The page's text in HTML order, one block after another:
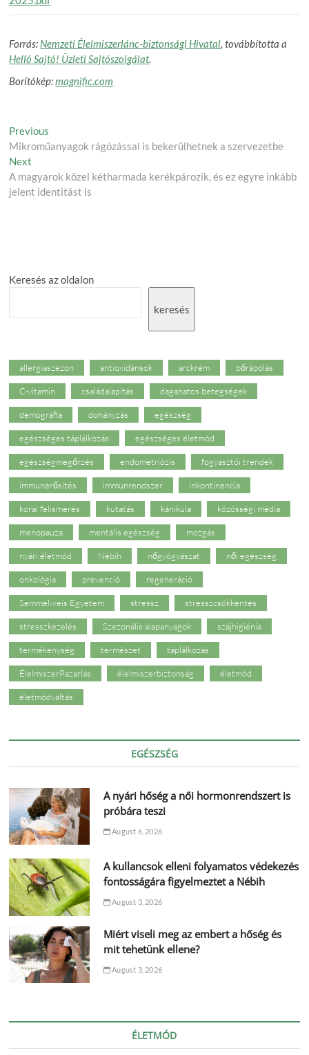
Forrás: Nemzeti Élelmiszerlánc-biztonsági Hivatal, továbbította a
Helló Sajtó! Üzleti Sajtószolgálat.
Borítókép:magnific.com
Post
navigation
Previous
post:
Mikroműanyagok rágózással is bekerülhetnek a szervezetbe
Next
post:
A magyarok közel kétharmada kerékpározik, és ez egyre inkább
jelent identitást is
Keresés az oldalon
keresés
allergiaszezon antioxidánsok arckrém bőrápolás
C-vitamin családalapítás daganatos betegségek
demográfia dohányzás egészség
egészséges táplálkozás egészséges életmód
egészségmegőrzés endometriózis fogyasztói trendek
immunerősítés immunrendszer inkontinencia
korai felismerés kutatás kánikula közösségi média
menopauza mentális egészség mozgás
nyári életmód Nébih nőgyógyászat női egészség
onkológia prevenció regeneráció
Semmelweis Egyetem stressz stresszcsökkentés
stresszkezelés Szezonális alapanyagok szájhigiénia
termékenység természet táplálkozás
ÉlelmiszerPazarlás élelmiszerbiztonság életmód
életmódváltás
EGÉSZSÉG
A nyári hőség a női hormonrendszert is
próbára teszi
August 6, 2026
A kullancsok elleni folyamatos védekezés
fontosságára figyelmeztet a Nébih
August 3, 2026
Miért viseli meg az embert a hőség és
mit tehetünk ellene?
August 3, 2026
ÉLETMÓD